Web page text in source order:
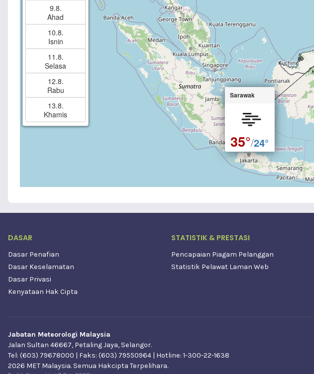
DASAR
Dasar Penafian
Dasar Keselamatan
Dasar Privasi
Kenyataan Hak Cipta
STATISTIK & PRESTASI
Pencapaian Piagam Pelanggan
Statistik Pelawat Laman Web
Jabatan Meteorologi Malaysia
Jalan Sultan 46667, Petaling Jaya, Selangor.
Tel: (603) 79678000 | Faks: (603) 79550964 | Hotline: 1-300-22-1638
2026 MET Malaysia. Semua Hakcipta Terpelihara.